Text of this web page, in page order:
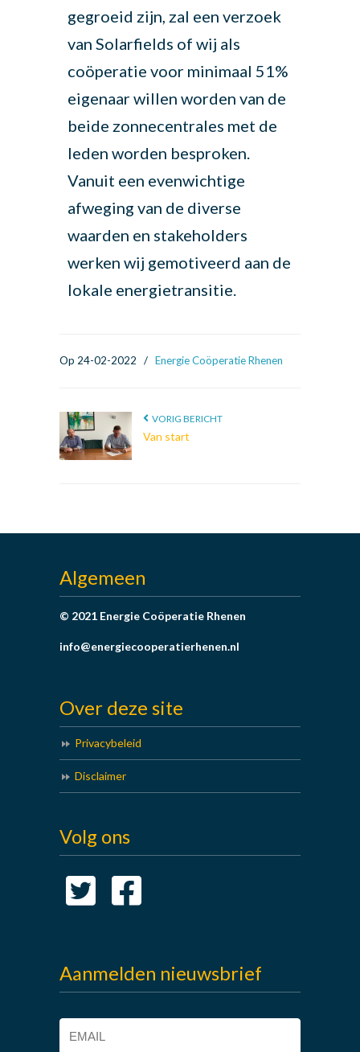
gegroeid zijn, zal een verzoek
van Solarfields of wij als
coöperatie voor minimaal 51%
eigenaar willen worden van de
beide zonnecentrales met de
leden worden besproken.
Vanuit een evenwichtige
afweging van de diverse
waarden en stakeholders
werken wij gemotiveerd aan de
lokale energietransitie.
Op 24-02-2022 / Energie Coöperatie Rhenen
VORIG BERICHT
Van start
Algemeen
© 2021 Energie Coöperatie Rhenen
info@energiecooperatierhenen.nl
Over deze site
Privacybeleid
Disclaimer
Volg ons
Aanmelden nieuwsbrief